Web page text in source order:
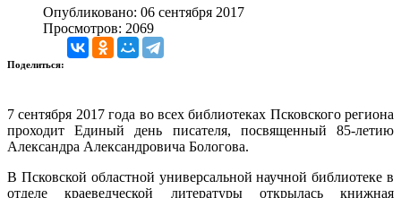
Опубликовано: 06 сентября 2017
Просмотров: 2069
Поделиться:
7 сентября 2017 года во всех библиотеках Псковского региона
проходит Единый день писателя, посвященный 85-летию
Александра Александровича Бологова.
В Псковской областной универсальной научной библиотеке в
отделе краеведческой литературы открылась книжная